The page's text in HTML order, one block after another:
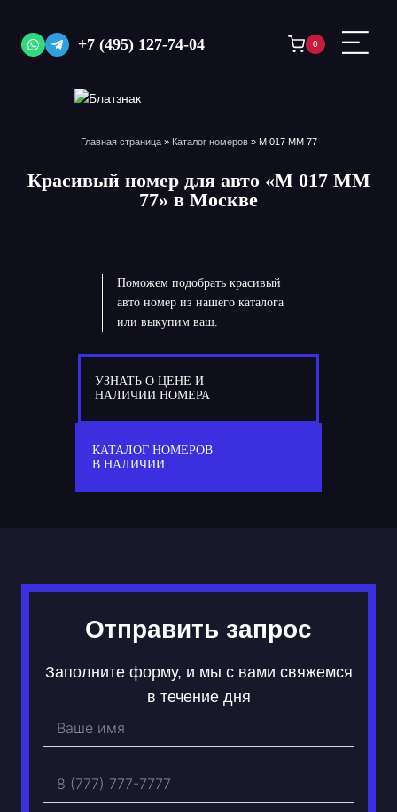
содержимому+7 (495) 127-74-04 0
Главная страница» Каталог номеров» М 017 ММ 77
Красивый номер для авто «М 017 ММ
77» в Москве
Поможем подобрать красивый
авто номер из нашего каталога
или выкупим ваш.
М 017 ММ
УЗНАТЬ О ЦЕНЕ И
НАЛИЧИИ НОМЕРА
КАТАЛОГ НОМЕРОВ
В НАЛИЧИИ
Отправить запрос
Заполните форму, и мы с вами свяжемся
в течение дня